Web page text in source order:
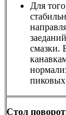
Для
смазки.
пиковых
Стол